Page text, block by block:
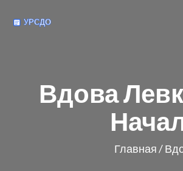
Вдова
Главная/